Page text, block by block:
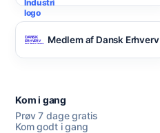
Medlem af Dansk Erhverv
Kom i gang
Prøv 7 dage gratis
Kom godt i gang